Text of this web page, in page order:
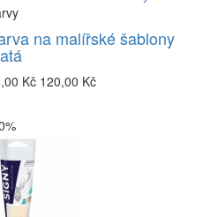
na malířské šablony
Kč 120,00 Kč